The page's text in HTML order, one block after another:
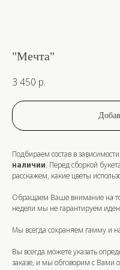
"Мечта"
3 450 р.
Подбираем состав в
наличии. Перед сборкой
расскажем, какие цветы
Обращаем Ваше внимание на
недели мы не гарантируем
Мы всегда сохраняем гамму и
Вы всегда можете указать
заказе, и мы обговорим с Вами